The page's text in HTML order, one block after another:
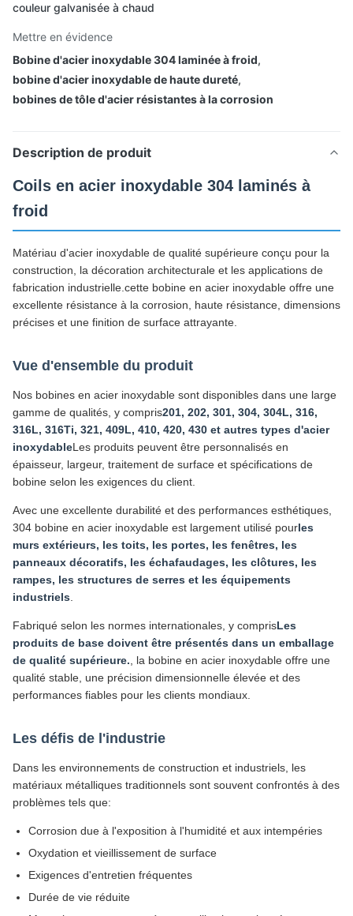
couleur galvanisée à chaud
Mettre en évidence
Bobine d'acier inoxydable 304 laminée à froid,
bobine d'acier inoxydable de haute dureté,
bobines de tôle d'acier résistantes à la corrosion
Description de produit
Coils en acier inoxydable 304 laminés à
froid
Matériau d'acier inoxydable de qualité supérieure conçu pour la
construction, la décoration architecturale et les applications de
fabrication industrielle.cette bobine en acier inoxydable offre une
excellente résistance à la corrosion, haute résistance, dimensions
précises et une finition de surface attrayante.
Vue d'ensemble du produit
Nos bobines en acier inoxydable sont disponibles dans une large
gamme de qualités, y compris201, 202, 301, 304, 304L, 316,
316L, 316Ti, 321, 409L, 410, 420, 430 et autres types d'acier
inoxydableLes produits peuvent être personnalisés en
épaisseur, largeur, traitement de surface et spécifications de
bobine selon les exigences du client.
Avec une excellente durabilité et des performances esthétiques,
304 bobine en acier inoxydable est largement utilisé pourles
murs extérieurs, les toits, les portes, les fenêtres, les
panneaux décoratifs, les échafaudages, les clôtures, les
rampes, les structures de serres et les équipements
industriels
Fabriqué selon les normes internationales, y comprisLes
produits de base doivent être présentés dans un emballage
de qualité supérieure. , la bobine en acier inoxydable offre une
qualité stable, une précision dimensionnelle élevée et des
performances fiables pour les clients mondiaux.
Les défis de l'industrie
Dans les environnements de construction et industriels, les
matériaux métalliques traditionnels sont souvent confrontés à des
problèmes tels que:
Corrosion due à l'exposition à l'humidité et aux intempéries
Oxydation et vieillissement de surface
Exigences d'entretien fréquentes
Durée de vie réduite